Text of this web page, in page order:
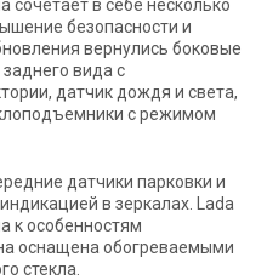
сочетает в себе несколько
безопасности и
вернулись боковые
вида с
датчик дождя и света,
с режимом
датчики парковки и
в зеркалах. Lada
к особенностям
оснащена обогреваемыми
стекла.